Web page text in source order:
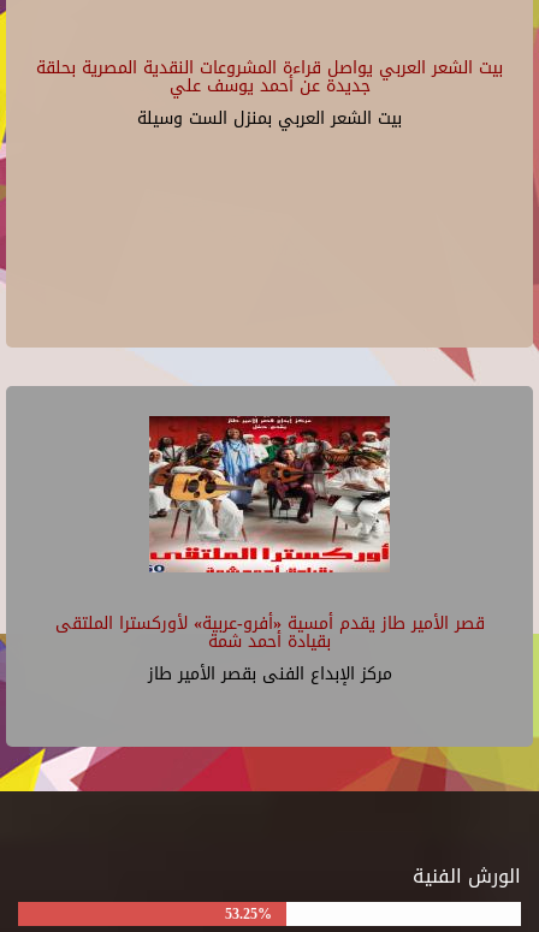
بيت الشعر العربي يواصل قراءة المشروعات النقدية المصرية بحلقة
جديدة عن أحمد يوسف علي
بيت الشعر العربي بمنزل الست وسيلة
قصر الأمير طاز يقدم أمسية «أفرو-عربية» لأوركسترا الملتقى
بقيادة أحمد شمة
مركز الإبداع الفنى بقصر الأمير طاز
الورش الفنية
53.25%